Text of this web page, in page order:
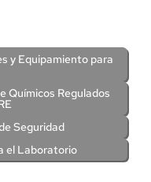
y Equipamiento para
Químicos Regulados
Seguridad
el Laboratorio